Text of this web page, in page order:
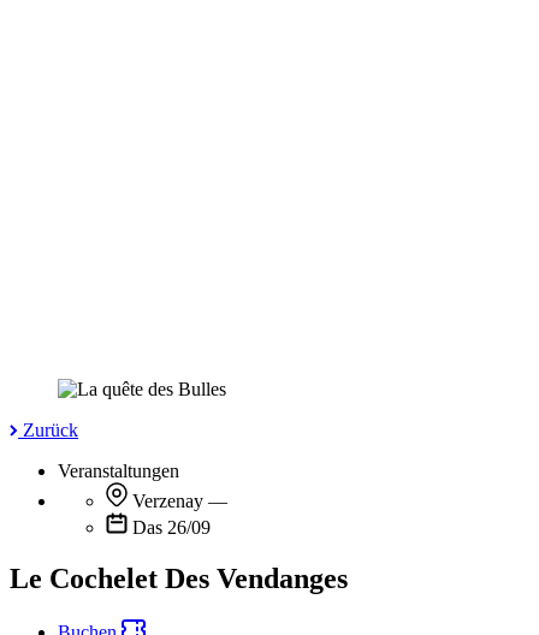
Zurück
Veranstaltungen
Verzenay —
Das 26/09
Le Cochelet Des Vendanges